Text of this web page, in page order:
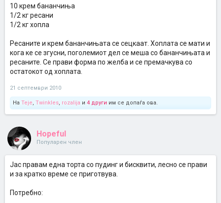
10 крем бананчиња
1/2 кг ресани
1/2 кг хопла
Ресаните и крем бананчињата се сецкаат. Хоплата се мати и
кога ке се згусни, поголемиот дел се меша со бананчињата и
ресаните. Се прави форма по желба и се премачкува со
остатокот од хоплата.
21 септември 2010
На Teje, Twinkles, rozalija и 4 други им се допаѓа ова.
Hopeful
Популарен член
Јас правам една торта со пудинг и бисквити, лесно се прави
и за кратко време се приготвува.
Потребно: